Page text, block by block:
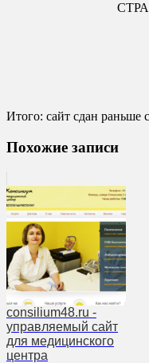
Итого: сайт сдан раньше
Похожие записи
consilium48.ru -
управляемый сайт
для медицинского
центра